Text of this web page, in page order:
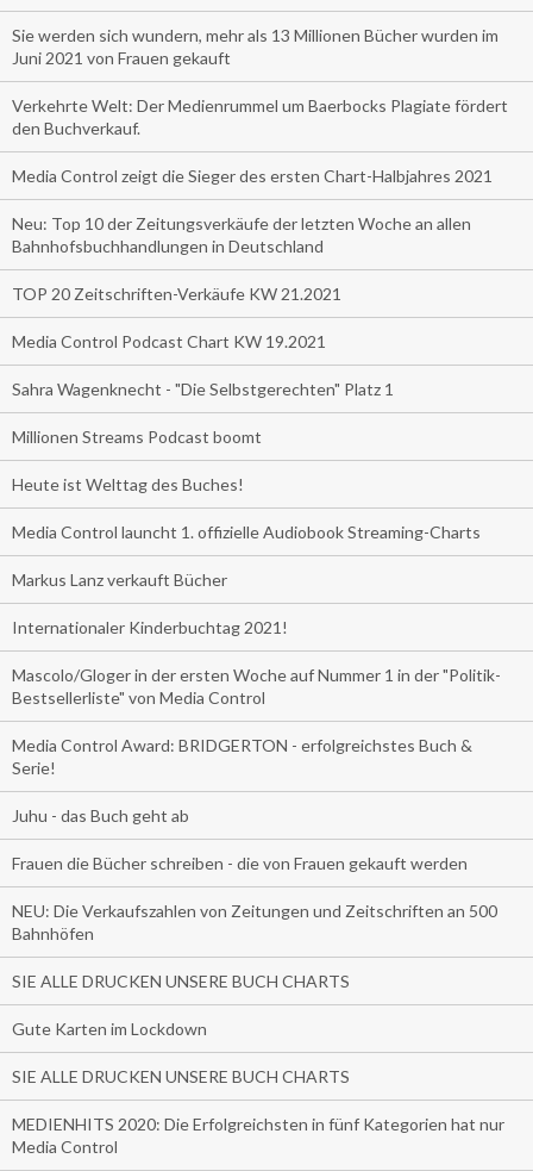
Sie werden sich wundern, mehr als 13 Millionen Bücher wurden im
Juni 2021 von Frauen gekauft
Verkehrte Welt: Der Medienrummel um Baerbocks Plagiate fördert
den Buchverkauf.
Media Control zeigt die Sieger des ersten Chart-Halbjahres 2021
Neu: Top 10 der Zeitungsverkäufe der letzten Woche an allen
Bahnhofsbuchhandlungen in Deutschland
TOP 20 Zeitschriften-Verkäufe KW 21.2021
Media Control Podcast Chart KW 19.2021
Sahra Wagenknecht - "Die Selbstgerechten" Platz 1
Millionen Streams Podcast boomt
Heute ist Welttag des Buches!
Media Control launcht 1. offizielle Audiobook Streaming-Charts
Markus Lanz verkauft Bücher
Internationaler Kinderbuchtag 2021!
Mascolo/Gloger in der ersten Woche auf Nummer 1 in der "Politik-
Bestsellerliste" von Media Control
Media Control Award: BRIDGERTON - erfolgreichstes Buch &
Serie!
Juhu - das Buch geht ab
Frauen die Bücher schreiben - die von Frauen gekauft werden
NEU: Die Verkaufszahlen von Zeitungen und Zeitschriften an 500
Bahnhöfen
SIE ALLE DRUCKEN UNSERE BUCH CHARTS
Gute Karten im Lockdown
SIE ALLE DRUCKEN UNSERE BUCH CHARTS
MEDIENHITS 2020: Die Erfolgreichsten in fünf Kategorien hat nur
Media Control